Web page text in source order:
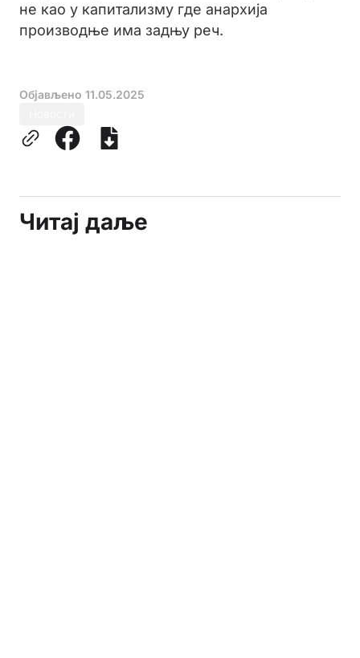
не као у капитализму где анархија
производње има задњу реч.
Објављено 11.05.2025
Читај даље